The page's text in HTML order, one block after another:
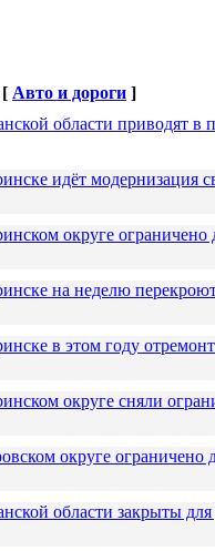
[ Авто и дороги ]
области приводят в
идёт модернизация
округе
на неделю
в этом году
округе сняли
округе ограничено
области закрыты